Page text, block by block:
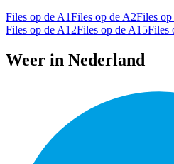
Files op de A1Files op de A2Files
Files op de A12Files op de A15Files
Weer in Nederland